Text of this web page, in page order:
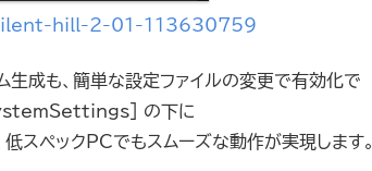
hill-2-01-113630759
成も、簡単な設定ファイルの変更で有効化で
の下に
スペックPCでもスムーズな動作が実現します。